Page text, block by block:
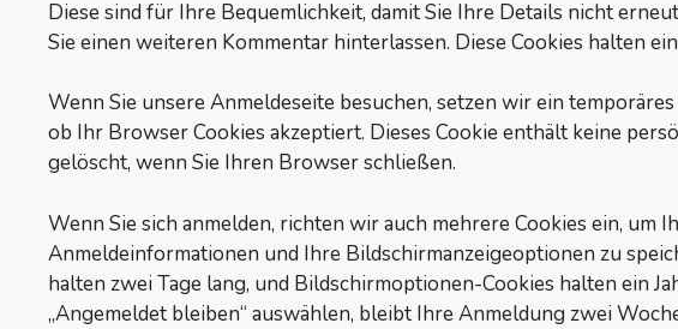
Diese sind für Ihre Bequemlichkeit, damit Sie Ihre Details nicht
Sie einen weiteren Kommentar hinterlassen. Diese Cookies halten
Wenn Sie unsere Anmeldeseite besuchen, setzen wir ein
ob Ihr Browser Cookies akzeptiert. Dieses Cookie enthält keine
gelöscht, wenn Sie Ihren Browser schließen.
Wenn Sie sich anmelden, richten wir auch mehrere Cookies ein, um
Anmeldeinformationen und Ihre Bildschirmanzeigeoptionen zu
halten zwei Tage lang, und Bildschirmoptionen-Cookies halten ein
„Angemeldet bleiben“ auswählen, bleibt Ihre Anmeldung zwei